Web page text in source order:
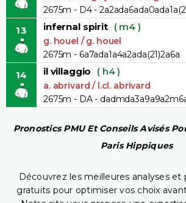
2675m - D4 -
13 infernal spirit ( m4 )
g. houel / g. houel
2675m - 6a7ada1a4a2ada(21)2a6a
14 il villaggio ( h4 )
a. abrivard / l.cl. abrivard
2675m - DA -
Pronostics PMU Et Conseils Avisés
Paris Hippiques
Découvrez les meilleures analyses et
gratuits pour optimiser vos choix